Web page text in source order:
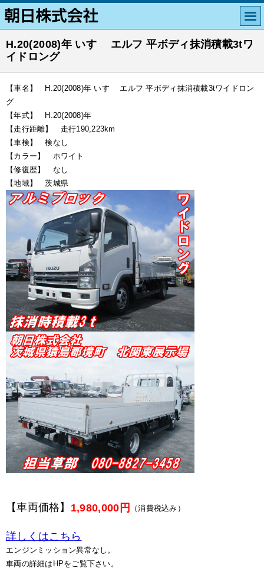
H.20(2008)年 いすゞ エルフ 平ボディ抹消積載3tワ
イドロング
【車名】 H.20(2008)年 いすゞ エルフ 平ボディ抹消積載3tワイドロン
グ
【年式】 H.20(2008)年
【走行距離】 走行190,223km
【車検】 検なし
【カラー】 ホワイト
【修復歴】 なし
【地域】 茨城県
【車両価格】 1,980,000円 （消費税込み）
詳しくはこちら
エンジンミッション異常なし。
車両の詳細はHPをご覧下さい。